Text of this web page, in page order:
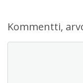
Kommentti,